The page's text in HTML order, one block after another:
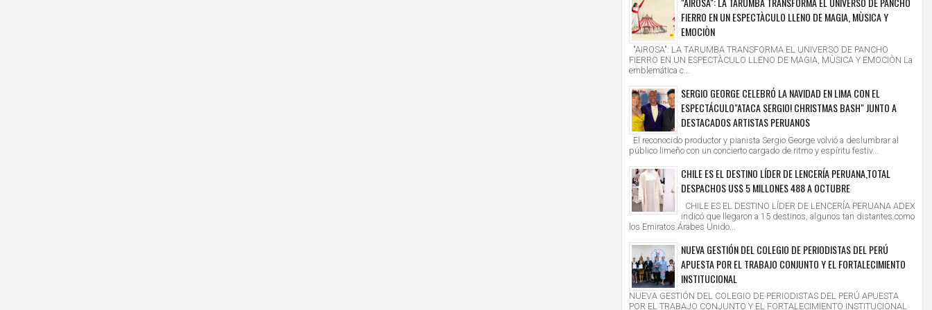
FIERRO EN UN ESPECTÀCULO LLENO DE MAGIA, MÙSICA Y
EMOCIÒN
"AIROSA": LA TARUMBA TRANSFORMA EL UNIVERSO DE PANCHO
FIERRO EN UN ESPECTÀCULO LLENO DE MAGIA, MÙSICA Y EMOCIÒN La
emblemática c...
SERGIO GEORGE CELEBRÓ LA NAVIDAD EN LIMA CON EL
ESPECTÁCULO"ATACA SERGIO! CHRISTMAS BASH" JUNTO A
DESTACADOS ARTISTAS PERUANOS
El reconocido productor y pianista Sergio George volvió a deslumbrar al
público limeño con un concierto cargado de ritmo y espíritu festiv...
CHILE ES EL DESTINO LÍDER DE LENCERÍA PERUANA,TOTAL
DESPACHOS US$ 5 MILLONES 488 A OCTUBRE
CHILE ES EL DESTINO LÍDER DE LENCERÍA PERUANA ADEX
indicó que llegaron a 15 destinos, algunos tan distantes como
los Emiratos Árabes Unido...
NUEVA GESTIÓN DEL COLEGIO DE PERIODISTAS DEL PERÚ
APUESTA POR EL TRABAJO CONJUNTO Y EL FORTALECIMIENTO
INSTITUCIONAL
NUEVA GESTIÓN DEL COLEGIO DE PERIODISTAS DEL PERÚ APUESTA
POR EL TRABAJO CONJUNTO Y EL FORTALECIMIENTO INSTITUCIONAL